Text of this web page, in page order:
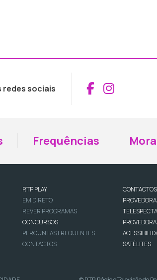
redes sociais Aceder
Frequências
RTP PLAY
EM DIRETO
REVER PROGRAMAS
CONCURSOS
PERGUNTAS FREQUENTES
CONTACTOS
CONTACTOS
SATÉLITES